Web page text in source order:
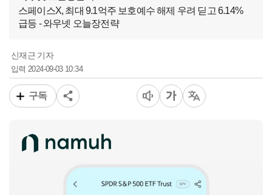
스페이스X, 최대 9.1억주 보호예수 해제 우려 딛고 6.14%
급등 - 와우넷 오늘장전략
신재근 기자
입력2024-09-03 10:34
구독